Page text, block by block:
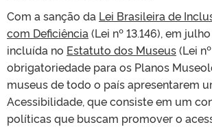
Com a sanção da Lei Brasileira de
com Deficiência (Lei nº 13.146), em
incluída no Estatuto dos Museus(Lei
obrigatoriedade para os Planos
museus de todo o país apresentarem
Acessibilidade, que consiste em um
políticas que buscam promover o